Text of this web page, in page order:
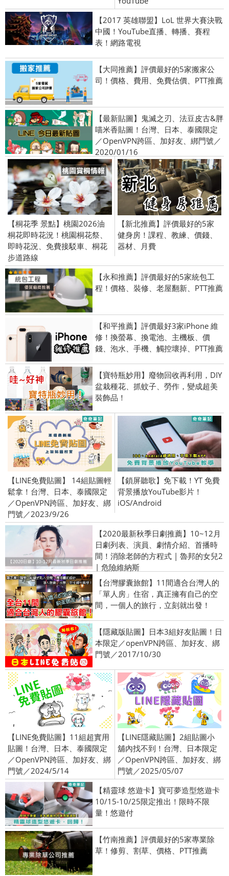
【2017 英雄聯盟】LoL 世界大賽決戰
中國！YouTube直播、轉播、賽程
表！網路電視
【大同推薦】評價最好的5家搬家公
司！價格、費用、免費估價、PTT推薦
【最新貼圖】鬼滅之刃、法豆皮古&胖
喵米香貼圖！台灣、日本、泰國限定
／OpenVPN跨區、加好友、綁門號／
2020/01/16
【桐花季 景點】桃園2026油
桐花即時花況！桃園桐花祭、
即時花況、免費接駁車、桐花
步道路線
【新北推薦】評價最好的5家
健身房！課程、教練、價錢、
器材、月費
【永和推薦】評價最好的5家統包工
程！價格、裝修、老屋翻新、PTT推薦
【和平推薦】評價最好3家iPhone 維
修！換螢幕、換電池、主機板、價
錢、泡水、手機、觸控壞掉、PTT推薦
【寶特瓶妙用】廢物回收再利用，DIY
盆栽種花、抓蚊子、勞作，變成超美
裝飾品！
【LINE免費貼圖】 14組貼圖輕
鬆拿！台灣、日本、泰國限定
／OpenVPN跨區、加好友、綁
門號／2023/9/26
【鎖屏聽歌】免下載！YT 免費
背景播放YouTube影片！
iOS/Android
【2020最新秋季日劇推薦】10~12月
日劇列表、演員、劇情介紹、首播時
間！消除老師的方程式 | 魯邦的女兒2
| 危險維納斯
【台灣膠囊旅館】11間適合台灣人的
「單人房」住宿，真正擁有自己的空
間，一個人的旅行，立刻就出發！
【隱藏版貼圖】日本3組好友貼圖！日
本限定／openVPN跨區、加好友、綁
門號／2017/10/30
【LINE免費貼圖】11組超實用
貼圖！台灣、日本、泰國限定
／OpenVPN跨區、加好友、綁
門號／2024/5/14
【LINE隱藏貼圖】2組貼圖小
舖內找不到！台灣、日本限定
／OpenVPN跨區、加好友、綁
門號／2025/05/07
【精靈球 悠遊卡】寶可夢造型悠遊卡
10/15-10/25限定推出！限時不限
量！悠遊付
【竹南推薦】評價最好的5家專業除
草！修剪、割草、價格、PTT推薦